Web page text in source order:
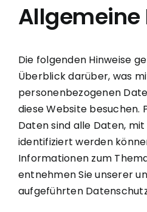
Allgemeine
Die folgenden Hinweise
Überblick darüber, was
personenbezogenen
diese Website besuchen.
Daten sind alle Daten,
identifiziert werden
Informationen zum
entnehmen Sie unserer
aufgeführten